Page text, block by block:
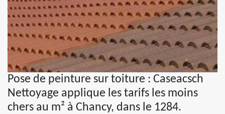
Pose de peinture sur toiture : Caseacsch
Nettoyage applique les tarifs les moins
chers au m² à Chancy, dans le 1284.